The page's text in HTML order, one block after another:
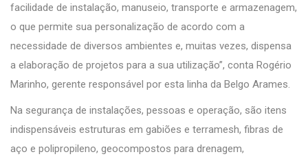
facilidade de instalação, manuseio, transporte e armazenagem,
o que permite sua personalização de acordo com a
necessidade de diversos ambientes e, muitas vezes, dispensa
a elaboração de projetos para a sua utilização”, conta Rogério
Marinho, gerente responsável por esta linha da Belgo Arames.
Na segurança de instalações, pessoas e operação, são itens
indispensáveis estruturas em gabiões e terramesh, fibras de
aço e polipropileno, geocompostos para drenagem,